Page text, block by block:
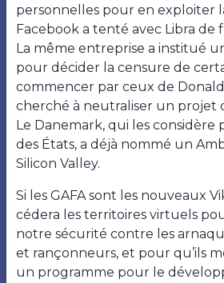
personnelles pour en exploiter
Facebook a tenté avec Libra de
La même entreprise a institué
pour décider la censure de
commencer par ceux de
cherché à neutraliser un projet
Le Danemark, qui les
des États, a déjà nommé un
Silicon Valley.
Si les GAFA sont les nouveaux
cédera les territoires virtuels
notre sécurité contre les
et rançonneurs, et pour qu’ils
un programme pour le